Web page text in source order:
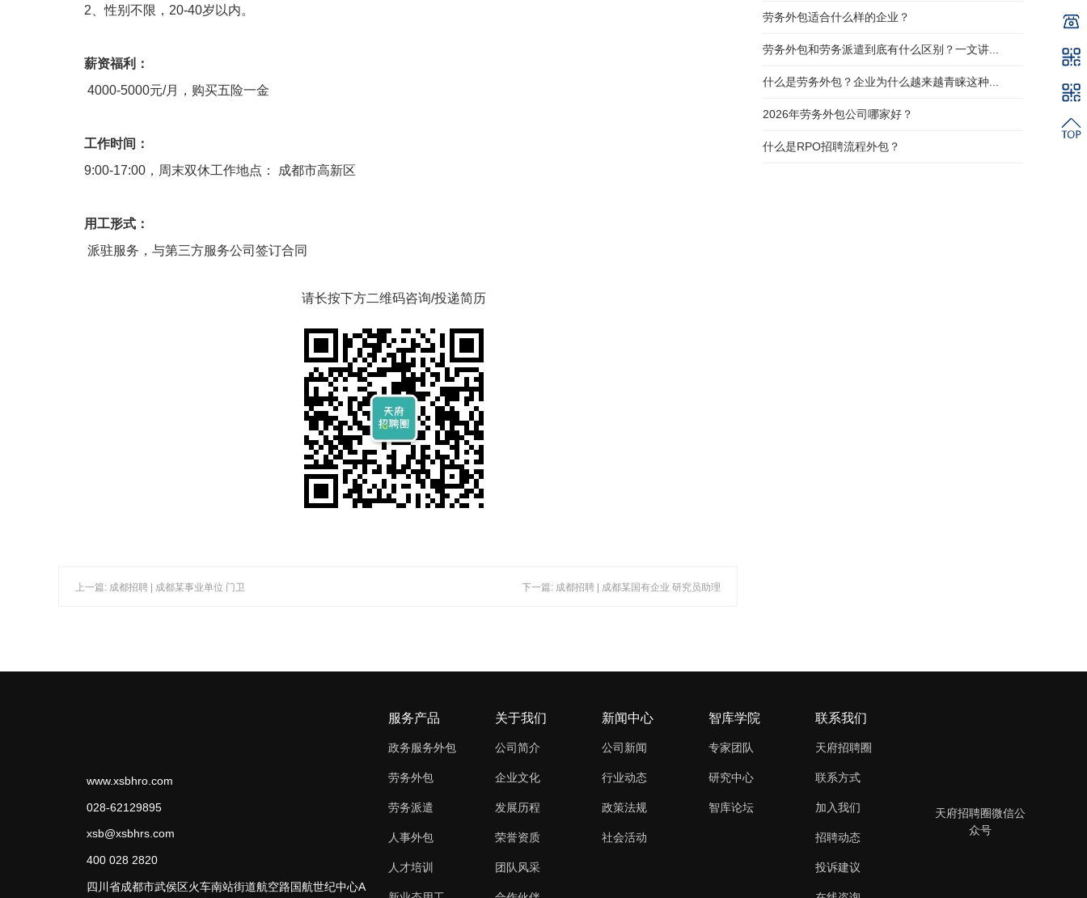
2、性别不限，20-40岁以内。
薪资福利：
4000-5000元/月，购买五险一金
工作时间：
9:00-17:00，周末双休工作地点： 成都市高新区
用工形式：
派驻服务，与第三方服务公司签订合同
请长按下方二维码咨询/投递简历
上一篇: 成都招聘 | 成都某事业单位 门卫 下一篇: 成都招聘 | 成都某国有企业 研究员助理
劳务外包适合什么样的企业？
劳务外包和劳务派遣到底有什么区别？一文讲...
什么是劳务外包？企业为什么越来越青睐这种...
2026年劳务外包公司哪家好？
什么是RPO招聘流程外包？
www.xsbhro.com
028-62129895
xsb@xsbhrs.com
400 028 2820
四川省成都市武侯区火车南站街道航空路国航世纪中心A
服务产品
政务服务外包
劳务外包
劳务派遣
人事外包
人才培训
关于我们
公司简介
企业文化
发展历程
荣誉资质
团队风采
新闻中心
公司新闻
行业动态
政策法规
社会活动
智库学院
专家团队
研究中心
智库论坛
联系我们
天府招聘圈
联系方式
加入我们
招聘动态
投诉建议
天府招聘圈微信公
众号